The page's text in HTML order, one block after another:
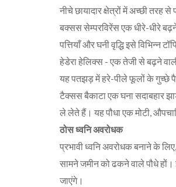
नीचे छायादार क्षेत्रों में अच्छी तरह से
बक्सस सेम्परविरेंस एक धीरे-धीरे
पत्तियाँ और घनी वृद्धि इसे विभिन्न
हेडेरा हेलिक्स - एक तेजी से बढ़ने
यह पतझड़ में हरे-पीले फूलों के गुच्छे
टैक्सस बैकाटा एक घना सदाबहार
ले लेते हैं। यह पौधा एक मोटी,
ठोस ध्वनि अवरोधक
प्रभावी ध्वनि अवरोधक बनाने के
सामने जमीन को ढकने वाले पौधे
जाएंगे।